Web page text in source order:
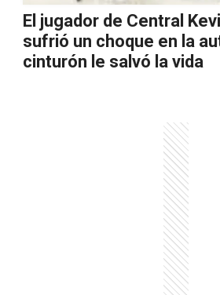
El jugador de Central
sufrió un choque en la
cinturón le salvó la vida